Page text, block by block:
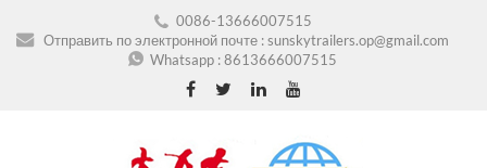
0086-13666007515
Отправить по электронной почте :sunskytrailers.op@gmail.com
Whatsapp :8613666007515